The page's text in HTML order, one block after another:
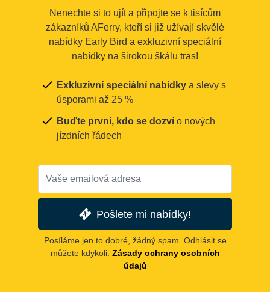
Nenechte si to ujít a připojte se k tisícům
zákazníků AFerry, kteří si již užívají skvělé
nabídky Early Bird a exkluzivní speciální
nabídky na širokou škálu tras!
Exkluzivní speciální nabídky a slevy s
úsporami až 25 %
Buďte první, kdo se dozví o nových
jízdních řádech
Pošlete mi nabídky!
Posíláme jen to dobré, žádný spam. Odhlásit se
můžete kdykoli. Zásady ochrany osobních
údajů